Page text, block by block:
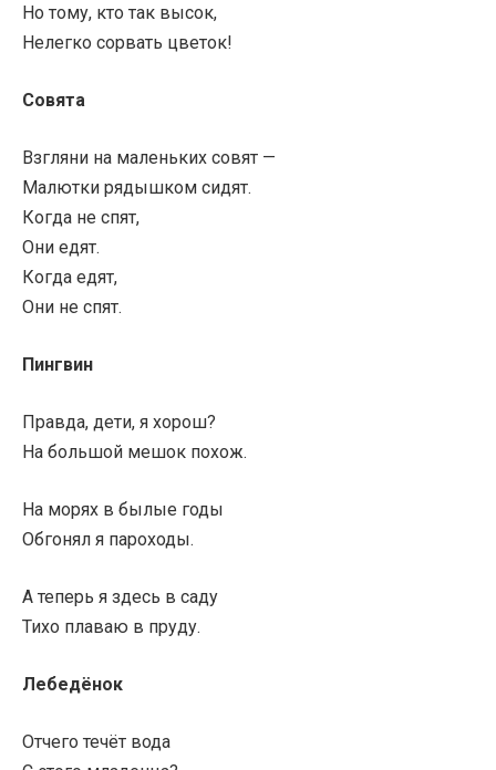
Но тому, кто так высок,
Нелегко сорвать цветок!
Совята
Взгляни на маленьких совят —
Малютки рядышком сидят.
Когда не спят,
Они едят.
Когда едят,
Они не спят.
Пингвин
Правда, дети, я хорош?
На большой мешок похож.
На морях в былые годы
Обгонял я пароходы.
А теперь я здесь в саду
Тихо плаваю в пруду.
Лебедёнок
Отчего течёт вода